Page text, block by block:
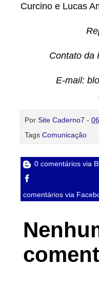
Curcino e Lucas
Contato da
E-mail:
Por Site Caderno7 -
Tags Comunicação
0 comentários via
comentários via